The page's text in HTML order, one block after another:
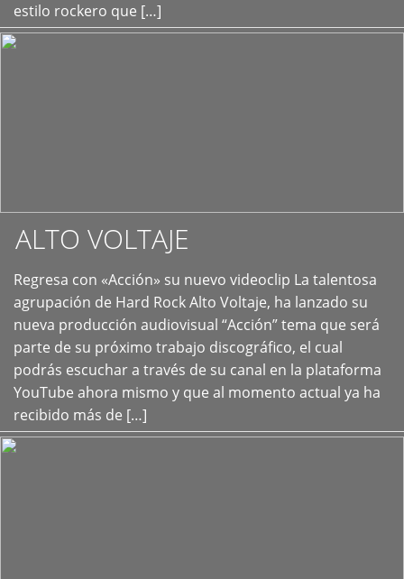
estilo rockero que […]
ALTO VOLTAJE
Regresa con «Acción» su nuevo videoclip La talentosa
agrupación de Hard Rock Alto Voltaje, ha lanzado su
nueva producción audiovisual “Acción” tema que será
parte de su próximo trabajo discográfico, el cual
podrás escuchar a través de su canal en la plataforma
YouTube ahora mismo y que al momento actual ya ha
recibido más de […]
+